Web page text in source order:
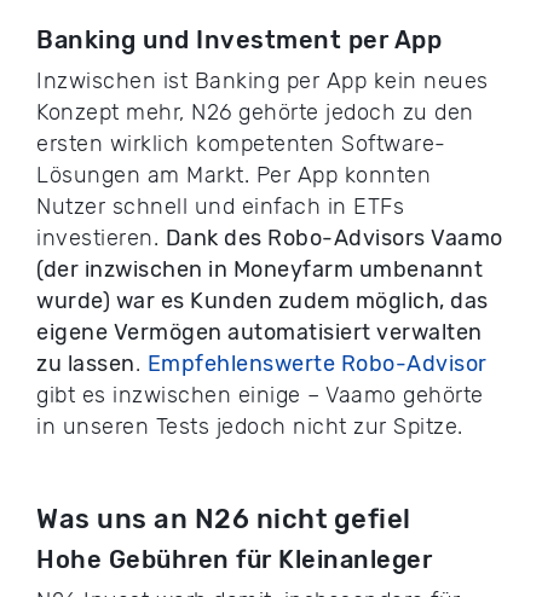
Banking und Investment per App
Inzwischen ist Banking per App kein neues
Konzept mehr, N26 gehörte jedoch zu den
ersten wirklich kompetenten Software-
Lösungen am Markt. Per App konnten
Nutzer schnell und einfach in ETFs
investieren. Dank des Robo-Advisors Vaamo
(der inzwischen in Moneyfarm umbenannt
wurde) war es Kunden zudem möglich, das
eigene Vermögen automatisiert verwalten
zu lassen. Empfehlenswerte Robo-Advisor
gibt es inzwischen einige – Vaamo gehörte
in unseren Tests jedoch nicht zur Spitze.
Was uns an N26 nicht gefiel
Hohe Gebühren für Kleinanleger